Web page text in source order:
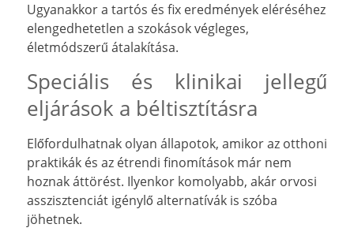
Ugyanakkor a tartós és fix eredmények eléréséhez
elengedhetetlen a szokások végleges,
életmódszerű átalakítása.
Speciális és klinikai jellegű
eljárások a béltisztításra
Előfordulhatnak olyan állapotok, amikor az otthoni
praktikák és az étrendi finomítások már nem
hoznak áttörést. Ilyenkor komolyabb, akár orvosi
asszisztenciát igénylő alternatívák is szóba
jöhetnek.